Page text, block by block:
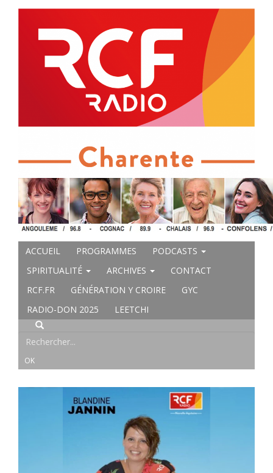
ACCUEIL PROGRAMMES
PODCASTS
SPIRITUALITÉ
ARCHIVES
CONTACT
RCF.FR
GÉNÉRATION Y CROIRE
GYC
RADIO-DON 2025
LEETCHI